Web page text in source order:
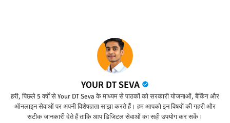
YOUR DT SEVA
हरी, पिछले 5 वर्षों से Your DT Seva के माध्यम से पाठकों को सरकारी योजनाओं, बैंकिंग और
ऑनलाइन सेवाओं पर अपनी विशेषज्ञता साझा करते हैं। हम आपको इन विषयों की गहरी और
सटीक जानकारी देते हैं ताकि आप डिजिटल सेवाओं का सही उपयोग कर सकें।